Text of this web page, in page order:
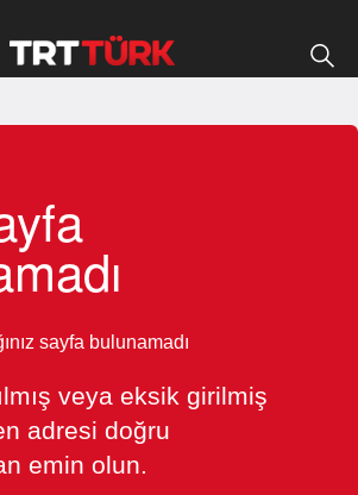
sayfa bulunamadı
veya eksik girilmiş
adresi doğru
emin olun.